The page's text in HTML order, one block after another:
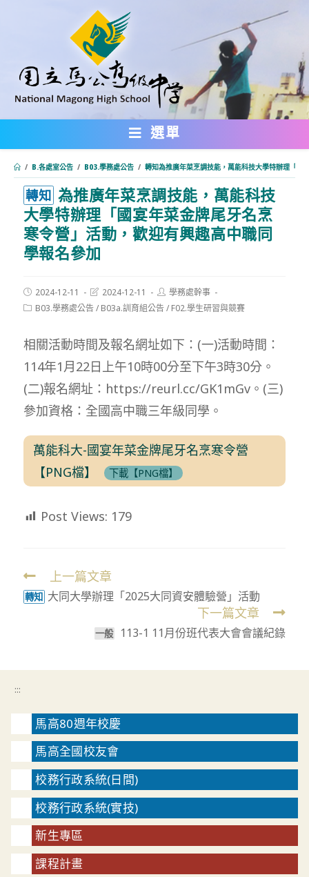
內
選單
/ B.各處室公告 / B03.學務處公告 / 轉知為推廣年菜烹調技能，萬能科技大學特辦理「國
轉知 為推廣年菜烹調技能，萬能科技
大學特辦理「國宴年菜金牌尾牙名烹
寒令營」活動，歡迎有興趣高中職同
學報名參加
Post
published:
2024-12-11
Post
last
modified:
2024-12-11
Post
author:
學務處幹事
PostB03.學務處公告/ B03a.訓育組公告/ F02.學生研習與競賽
相關活動時間及報名網址如下：(一)活動時間：
114年1月22日上午10時00分至下午3時30分。
(二)報名網址：https://reurl.cc/GK1mGv。(三)
參加資格：全國高中職三年級同學。
萬能科大-國宴年菜金牌尾牙名烹寒令營
【PNG檔】
下載【PNG檔】
Post Views: 179
Read
more
上一篇文章
轉知 大同大學辦理「2025大同資安體驗營」活動
下一篇文章
⼀般 113-1 11月份班代表大會會議紀錄
:::
馬高80週年校慶
馬高全國校友會
校務行政系統(日間)
校務行政系統(實技)
新生專區
課程計畫